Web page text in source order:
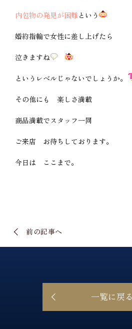
内包物の発見が困難という
婚約指輪で女性に差し上げたら
泣きますね
というレベルじゃないでしょうか。
その他にも 楽しさ満載
商品満載でスタッフ一同
ご来店 お待ちしております。
今日は ここまで。
前の記事へ
一覧に戻る